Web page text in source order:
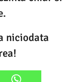
niciodata